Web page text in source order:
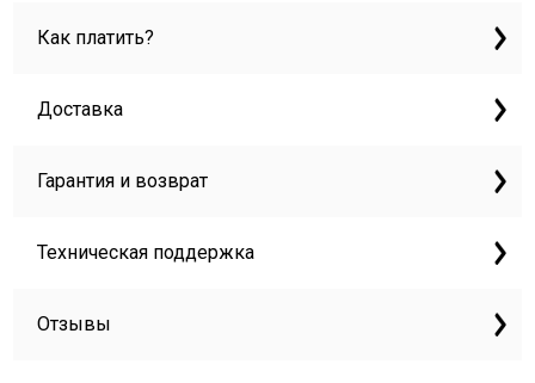
Как платить?
Доставка
Гарантия и возврат
Техническая поддержка
Отзывы